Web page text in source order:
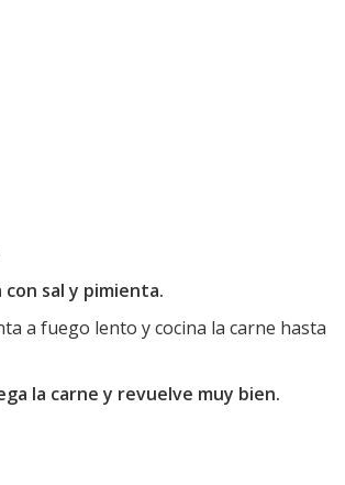
sal y pimienta.
a fuego lento y cocina la carne hasta
la carne y revuelve muy bien.